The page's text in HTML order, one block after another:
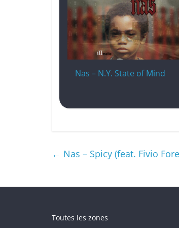
Nas – N.Y. State of Mind
← Nas – Spicy (feat. Fivio
Toutes les zones